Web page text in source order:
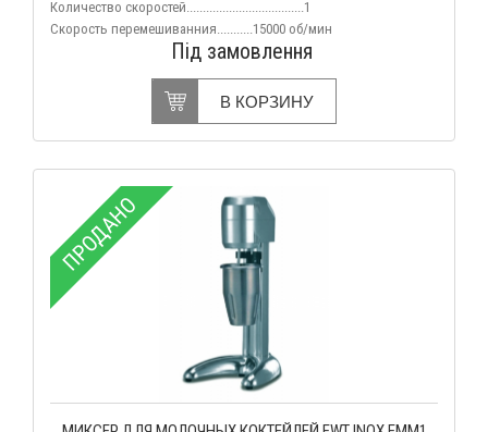
Количество скоростей....................................1
Скорость перемешиванния...........15000 об/мин
Під замовлення
В КОРЗИНУ
ПРОДАНО